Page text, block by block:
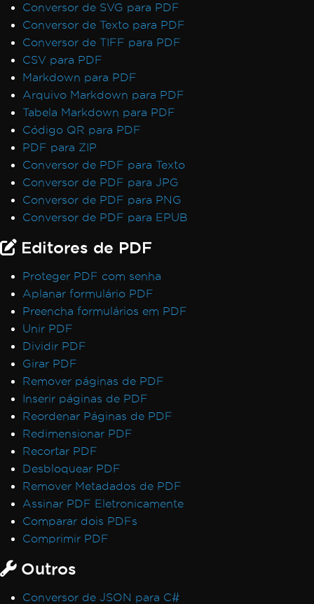
Conversor de SVG para PDF
Conversor de Texto para PDF
Conversor de TIFF para PDF
CSV para PDF
Markdown para PDF
Arquivo Markdown para PDF
Tabela Markdown para PDF
Código QR para PDF
PDF para ZIP
Conversor de PDF para Texto
Conversor de PDF para JPG
Conversor de PDF para PNG
Conversor de PDF para EPUB
Editores de PDF
Proteger PDF com senha
Aplanar formulário PDF
Preencha formulários em PDF
Unir PDF
Dividir PDF
Girar PDF
Remover páginas de PDF
Inserir páginas de PDF
Reordenar Páginas de PDF
Redimensionar PDF
Recortar PDF
Desbloquear PDF
Remover Metadados de PDF
Assinar PDF Eletronicamente
Comparar dois PDFs
Comprimir PDF
Outros
Conversor de JSON para C#